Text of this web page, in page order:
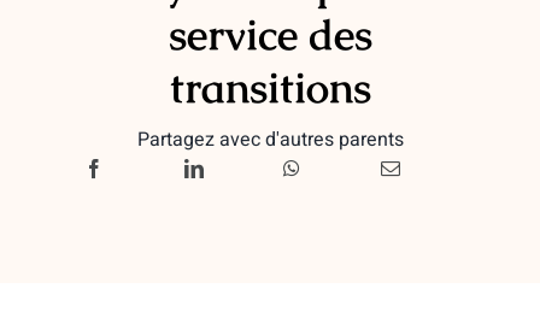
service des
transitions
Partagez avec d'autres parents